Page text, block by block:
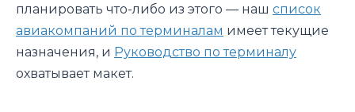
планировать что-либо из этого — наш список
авиакомпаний по терминалам имеет текущие
назначения, и Руководство по терминалу
охватывает макет.